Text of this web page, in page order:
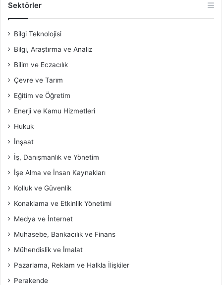
Sektörler
Bilgi Teknolojisi
Bilgi, Araştırma ve Analiz
Bilim ve Eczacılık
Çevre ve Tarım
Eğitim ve Öğretim
Enerji ve Kamu Hizmetleri
Hukuk
İnşaat
İş, Danışmanlık ve Yönetim
İşe Alma ve İnsan Kaynakları
Kolluk ve Güvenlik
Konaklama ve Etkinlik Yönetimi
Medya ve İnternet
Muhasebe, Bankacılık ve Finans
Mühendislik ve İmalat
Pazarlama, Reklam ve Halkla İlişkiler
Perakende